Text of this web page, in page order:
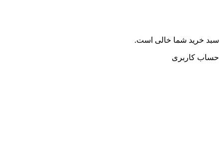
سبد خرید شما خالی است.
حساب کاربری